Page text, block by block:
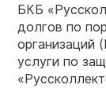
БКБ
долгов по
организаций
услуги по